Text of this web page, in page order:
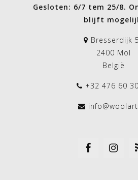
Gesloten: 6/7 tem 25/8.
blijft
Bresserdijk
2400 Mol
België
+32 476 60